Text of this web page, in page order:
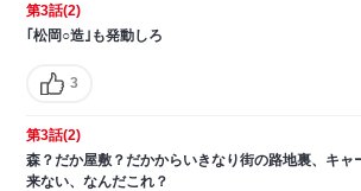
第3話(2)
｢松岡○造｣も発動しろ
3
第3話(2)
森？だか屋敷？だかからいきなり街の路地裏、キャ
来ない、なんだこれ？